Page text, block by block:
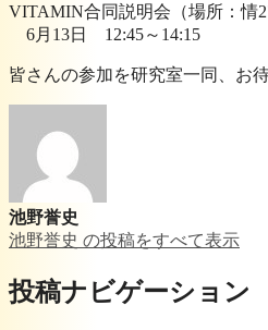
VITAMIN合同説明会（場所：情
6月13日 12:45～14:15
皆さんの参加を研究室一同、お
池野誉史
池野誉史 の投稿をすべて表示
投稿ナビゲーション